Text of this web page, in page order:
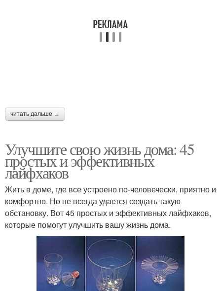
читать дальше →
Улучшите свою жизнь дома: 45
простых и эффективных
лайфхаков
Жить в доме, где все устроено по-человечески, приятно и
комфортно. Но не всегда удается создать такую
обстановку. Вот 45 простых и эффективных лайфхаков,
которые помогут улучшить вашу жизнь дома.